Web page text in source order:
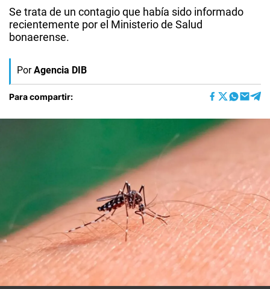
Se trata de un contagio que había sido informado
recientemente por el Ministerio de Salud
bonaerense.
Por Agencia DIB
Para compartir: